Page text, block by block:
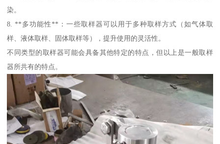
染。
8. **多功能性**：一些取样器可以用于多种取样方式（如气体取
样、液体取样、固体取样等），提升使用的灵活性。
不同类型的取样器可能会具备其他特定的特点，但以上是一般取样
器所共有的特点。